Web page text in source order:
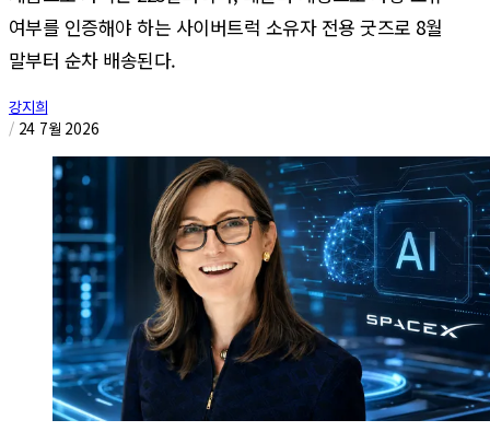
여부를 인증해야 하는 사이버트럭 소유자 전용 굿즈로 8월
말부터 순차 배송된다.
강지희
/ 24 7월 2026